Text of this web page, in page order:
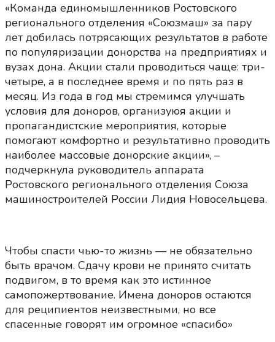
«Команда единомышленников Ростовского
регионального отделения «Союзмаш» за пару
лет добилась потрясающих результатов в работе
по популяризации донорства на предприятиях и
вузах дона. Акции стали проводиться чаще: три-
четыре, а в последнее время и по пять раз в
месяц. Из года в год мы стремимся улучшать
условия для доноров, организуюя акции и
пропагандистские мероприятия, которые
помогают комфортно и результативно проводить
наиболее массовые донорские акции», –
подчеркнула руководитель аппарата
Ростовского регионального отделения Союза
машиностроителей России Лидия Новосельцева.
Чтобы спасти чью-то жизнь — не обязательно
быть врачом. Сдачу крови не принято считать
подвигом, в то время как это истинное
самопожертвование. Имена доноров остаются
для реципиентов неизвестными, но все
спасенные говорят им огромное «спасибо»